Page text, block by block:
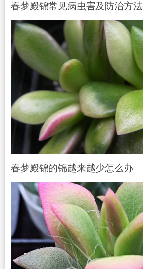
春梦殿锦常见病虫害及防治方法
春梦殿锦的锦越来越少怎么办